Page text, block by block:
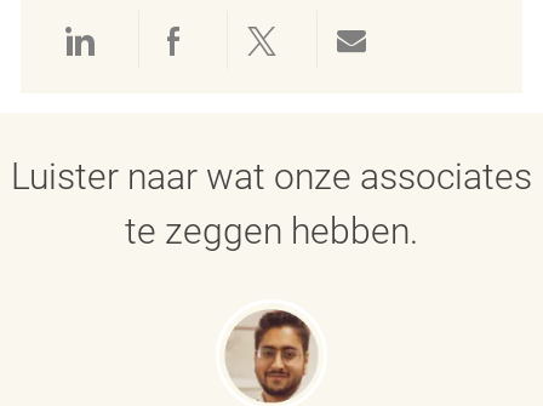
Delen via LinkedIn
Delen via Facebook
Delen via twitter
Luister naar wat onze associates
te zeggen hebben.